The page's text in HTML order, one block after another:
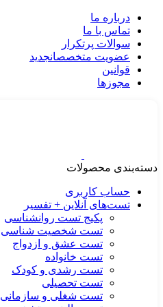
درباره ما
تماس با ما
سوالات پرتکرار
عضویت متخصصانجدید
قوانین
مجوزها
دسته‌بندی محصولات
حساب کاربری
تست‌های آنلاین + تفسیر
پکیج تست روانشناسی
تست شخصیت شناسی
تست عشق و ازدواج
تست خانواده
تست رشدی و کودک
تست تحصیلی
تست شغلی و سازمانی